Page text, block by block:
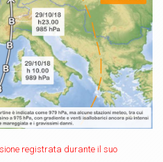
registrata durante il suo